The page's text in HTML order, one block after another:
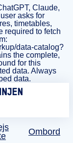
Claude,
asks for
timetables,
required to fetch
data-catalog?
the complete,
for this
data. Always
data.
Ombord